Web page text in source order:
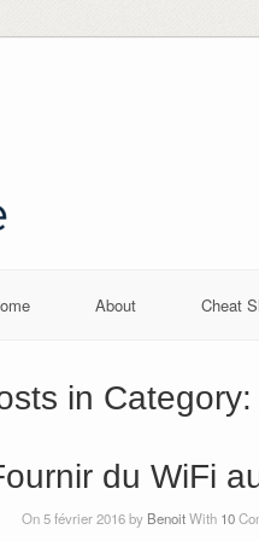
About Cheat
in Category:
du WiFi
On 5 février 2016 by BenoitWith 10